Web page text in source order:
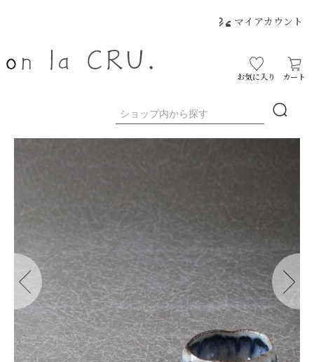
マイアカウント
お気に入り カート